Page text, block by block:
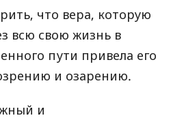
что вера, которую
всю свою жизнь в
пути привела его
и озарению.
и